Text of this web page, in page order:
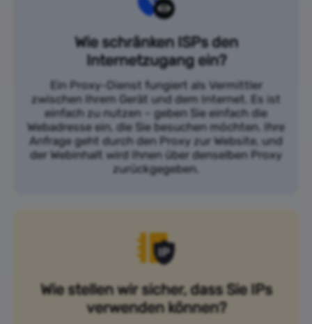
Wie schränken ISPs den
Internetzugang ein?
Ein Proxy-Dienst fungiert als Vermittler
zwischen Ihrem Gerät und dem Internet. Es ist
einfach zu nutzen – geben Sie einfach die
Webadresse ein, die Sie besuchen möchten. Ihre
Anfrage geht durch den Proxy zur Website, und
der Webinhalt wird Ihnen über denselben Proxy
zurückgegeben.
Wie stellen wir sicher, dass Sie IPs
verwenden können?